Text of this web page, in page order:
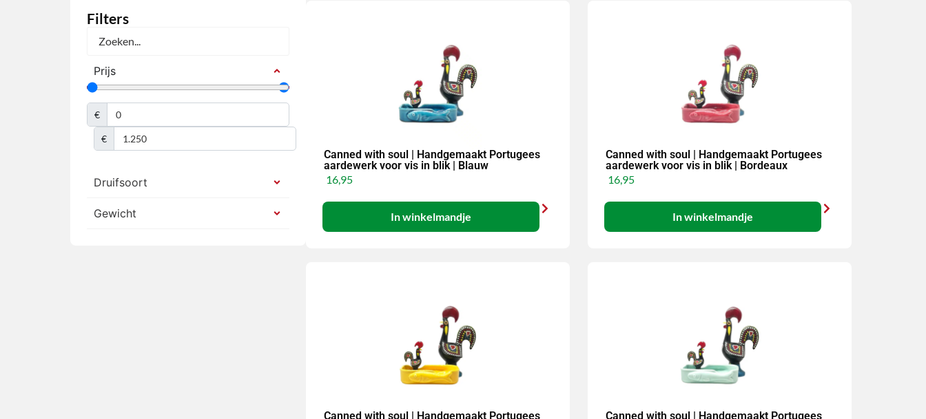
Filters
Prijs
€
€
Druifsoort
Gewicht
Canned with soul | Handgemaakt Portugees
aardewerk voor vis in blik | Blauw
16,95
In winkelmandje
Canned with soul | Handgemaakt Portugees
aardewerk voor vis in blik | Bordeaux
16,95
In winkelmandje
Canned with soul | Handgemaakt Portugees
Canned with soul | Handgemaakt Portugees